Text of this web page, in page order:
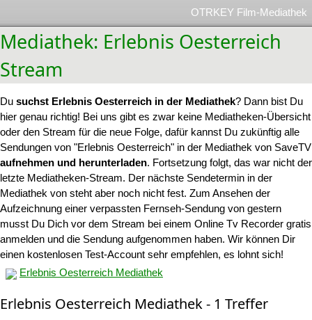
OTRKEY Film-Mediathek
Mediathek: Erlebnis Oesterreich
Stream
Du suchst Erlebnis Oesterreich in der Mediathek? Dann bist Du
hier genau richtig! Bei uns gibt es zwar keine Mediatheken-Übersicht
oder den Stream für die neue Folge, dafür kannst Du zukünftig alle
Sendungen von "Erlebnis Oesterreich" in der Mediathek von SaveTV
aufnehmen und herunterladen. Fortsetzung folgt, das war nicht der
letzte Mediatheken-Stream. Der nächste Sendetermin in der
Mediathek von steht aber noch nicht fest. Zum Ansehen der
Aufzeichnung einer verpassten Fernseh-Sendung von gestern
musst Du Dich vor dem Stream bei einem Online Tv Recorder gratis
anmelden und die Sendung aufgenommen haben. Wir können Dir
einen kostenlosen Test-Account sehr empfehlen, es lohnt sich!
Erlebnis Oesterreich Mediathek
Erlebnis Oesterreich Mediathek - 1 Treffer